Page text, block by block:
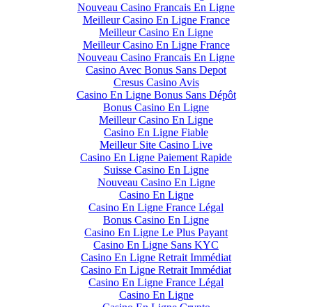
Nouveau Casino Francais En Ligne
Meilleur Casino En Ligne France
Meilleur Casino En Ligne
Meilleur Casino En Ligne France
Nouveau Casino Francais En Ligne
Casino Avec Bonus Sans Depot
Cresus Casino Avis
Casino En Ligne Bonus Sans Dépôt
Bonus Casino En Ligne
Meilleur Casino En Ligne
Casino En Ligne Fiable
Meilleur Site Casino Live
Casino En Ligne Paiement Rapide
Suisse Casino En Ligne
Nouveau Casino En Ligne
Casino En Ligne
Casino En Ligne France Légal
Bonus Casino En Ligne
Casino En Ligne Le Plus Payant
Casino En Ligne Sans KYC
Casino En Ligne Retrait Immédiat
Casino En Ligne Retrait Immédiat
Casino En Ligne France Légal
Casino En Ligne